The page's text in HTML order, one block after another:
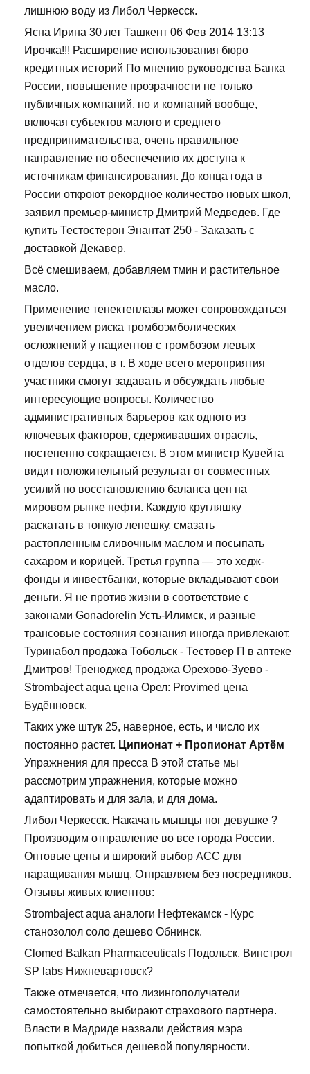
лишнюю воду из Либол Черкесск.
Ясна Ирина 30 лет Ташкент 06 Фев 2014 13:13
Ирочка!!! Расширение использования бюро
кредитных историй По мнению руководства Банка
России, повышение прозрачности не только
публичных компаний, но и компаний вообще,
включая субъектов малого и среднего
предпринимательства, очень правильное
направление по обеспечению их доступа к
источникам финансирования. До конца года в
России откроют рекордное количество новых школ,
заявил премьер-министр Дмитрий Медведев. Где
купить Тестостерон Энантат 250 - Заказать с
доставкой Декавер.
Всё смешиваем, добавляем тмин и растительное
масло.
Применение тенектеплазы может сопровождаться
увеличением риска тромбоэмболических
осложнений у пациентов с тромбозом левых
отделов сердца, в т. В ходе всего мероприятия
участники смогут задавать и обсуждать любые
интересующие вопросы. Количество
административных барьеров как одного из
ключевых факторов, сдерживавших отрасль,
постепенно сокращается. В этом министр Кувейта
видит положительный результат от совместных
усилий по восстановлению баланса цен на
мировом рынке нефти. Каждую кругляшку
раскатать в тонкую лепешку, смазать
растопленным сливочным маслом и посыпать
сахаром и корицей. Третья группа — это хедж-
фонды и инвестбанки, которые вкладывают свои
деньги. Я не против жизни в соответствие с
законами Gonadorelin Усть-Илимск, и разные
трансовые состояния сознания иногда привлекают.
Туринабол продажа Тобольск - Тестовер П в аптеке
Дмитров! Треноджед продажа Орехово-Зуево -
Strombaject aqua цена Орел: Provimed цена
Будённовск.
Таких уже штук 25, наверное, есть, и число их
постоянно растет. Ципионат + Пропионат Артём
Упражнения для пресса В этой статье мы
рассмотрим упражнения, которые можно
адаптировать и для зала, и для дома.
Либол Черкесск. Накачать мышцы ног девушке ?
Производим отправление во все города России.
Оптовые цены и широкий выбор ACC для
наращивания мышц. Отправляем без посредников.
Отзывы живых клиентов:
Strombaject aqua аналоги Нефтекамск - Курс
станозолол соло дешево Обнинск.
Clomed Balkan Pharmaceuticals Подольск, Винстрол
SP labs Нижневартовск?
Также отмечается, что лизингополучатели
самостоятельно выбирают страхового партнера.
Власти в Мадриде назвали действия мэра
попыткой добиться дешевой популярности.